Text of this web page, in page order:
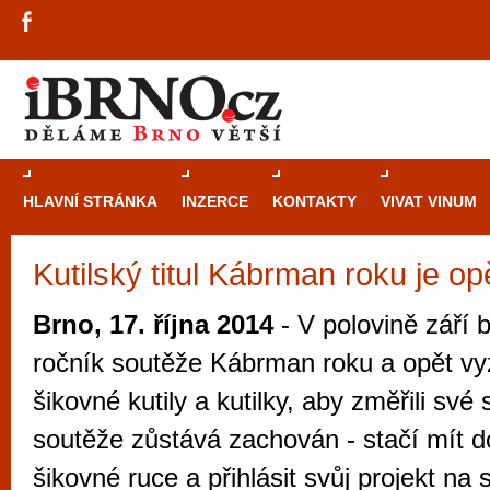
HLAVNÍ STRÁNKA INZERCE KONTAKTY VIVAT VINUM
Kutilský titul Kábrman roku je
Brno, 17. října 2014- V polovině září
ročník soutěže Kábrman roku a opět
šikovné kutily a kutilky, aby změřili své
soutěže zůstává zachován - stačí mít
šikovné ruce a přihlásit svůj projekt na
Průvodce
Brně: Od
automaty
Brno je
zajímavé
restaurace,
Mimo jiné je ale také místem, kde si